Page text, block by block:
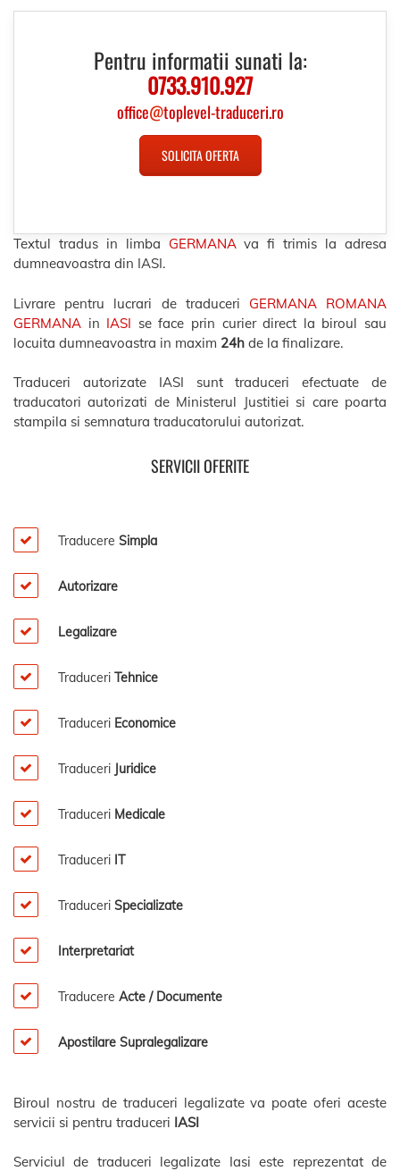
Pentru informatii sunati la:
0733.910.927
office@toplevel-traduceri.ro
SOLICITA OFERTA
Textul tradus in limba GERMANAva fi trimis la adresa
dumneavoastra din IASI.
Livrare pentru lucrari de traduceri GERMANA ROMANA
GERMANA in IASI se face prin curier direct la biroul sau
locuita dumneavoastra in maxim 24h de la finalizare.
Traduceri autorizate IASI sunt traduceri efectuate de
traducatori autorizati de Ministerul Justitiei si care poarta
stampila si semnatura traducatorului autorizat.
SERVICII OFERITE
Traducere Simpla
Autorizare
Legalizare
Traduceri Tehnice
Traduceri Economice
Traduceri Juridice
Traduceri Medicale
Traduceri IT
Traduceri Specializate
Interpretariat
Traducere Acte / Documente
Apostilare Supralegalizare
Biroul nostru de traduceri legalizate va poate oferi aceste
servicii si pentru traduceri IASI
Serviciul de traduceri legalizate Iasi este reprezentat de